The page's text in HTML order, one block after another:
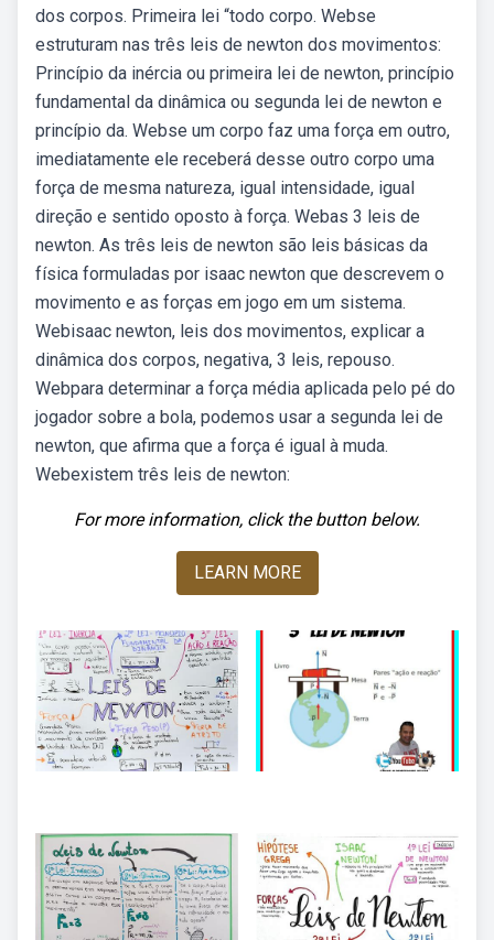
dos corpos. Primeira lei “todo corpo. Webse
estruturam nas três leis de newton dos movimentos:
Princípio da inércia ou primeira lei de newton, princípio
fundamental da dinâmica ou segunda lei de newton e
princípio da. Webse um corpo faz uma força em outro,
imediatamente ele receberá desse outro corpo uma
força de mesma natureza, igual intensidade, igual
direção e sentido oposto à força. Webas 3 leis de
newton. As três leis de newton são leis básicas da
física formuladas por isaac newton que descrevem o
movimento e as forças em jogo em um sistema.
Webisaac newton, leis dos movimentos, explicar a
dinâmica dos corpos, negativa, 3 leis, repouso.
Webpara determinar a força média aplicada pelo pé do
jogador sobre a bola, podemos usar a segunda lei de
newton, que afirma que a força é igual à muda.
Webexistem três leis de newton:
For more information, click the button below.
LEARN MORE